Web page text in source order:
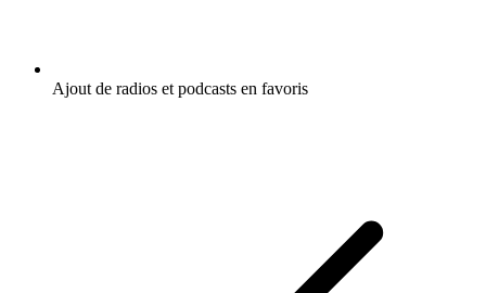
Ajout de radios et podcasts en favoris